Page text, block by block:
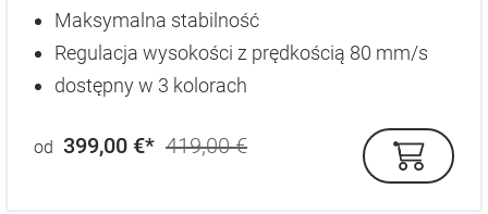
Maksymalna stabilność
Regulacja wysokości z prędkością 80 mm/s
dostępny w 3 kolorach
od 399,00 €* 419,00 €